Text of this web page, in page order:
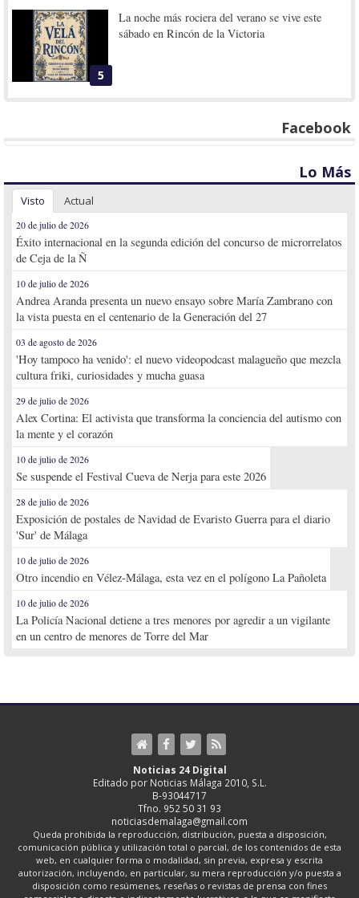
5
La noche más rociera del verano se vive este
sábado en Rincón de la Victoria
Facebook
Lo Más
Visto Actual
20 de julio de 2026
Éxito internacional en la segunda edición del concurso de microrrelatos
de Ceja de la Ñ
10 de julio de 2026
Andrea Aranda presenta un nuevo ensayo sobre María Zambrano con
la vista puesta en el centenario de la Generación del 27
03 de agosto de 2026
'Hoy tampoco ha venido': el nuevo videopodcast malagueño que mezcla
cultura friki, curiosidades y mucha guasa
29 de julio de 2026
Alex Cortina: El activista que transforma la conciencia del autismo con
la mente y el corazón
10 de julio de 2026
Se suspende el Festival Cueva de Nerja para este 2026
28 de julio de 2026
Exposición de postales de Navidad de Evaristo Guerra para el diario
'Sur' de Málaga
10 de julio de 2026
Otro incendio en Vélez-Málaga, esta vez en el polígono La Pañoleta
10 de julio de 2026
La Policía Nacional detiene a tres menores por agredir a un vigilante
en un centro de menores de Torre del Mar
Noticias 24 Digital
Editado por Noticias Málaga 2010, S.L.
B-93044717
Tfno. 952 50 31 93
noticiasdemalaga@gmail.com
Queda prohibida la reproducción, distribución, puesta a disposición,
comunicación pública y utilización total o parcial, de los contenidos de esta
web, en cualquier forma o modalidad, sin previa, expresa y escrita
autorización, incluyendo, en particular, su mera reproducción y/o puesta a
disposición como resúmenes, reseñas o revistas de prensa con fines